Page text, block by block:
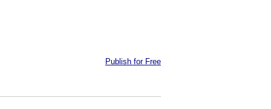
Publish for Free